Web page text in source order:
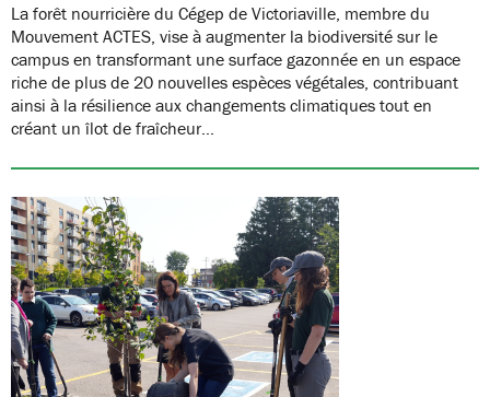
La forêt nourricière du Cégep de Victoriaville, membre du
Mouvement ACTES, vise à augmenter la biodiversité sur le
campus en transformant une surface gazonnée en un espace
riche de plus de 20 nouvelles espèces végétales, contribuant
ainsi à la résilience aux changements climatiques tout en
créant un îlot de fraîcheur…